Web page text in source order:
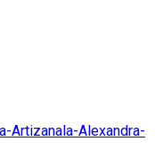
Artizanala-Alexandra-